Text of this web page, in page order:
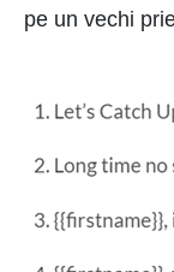
pe un vechi